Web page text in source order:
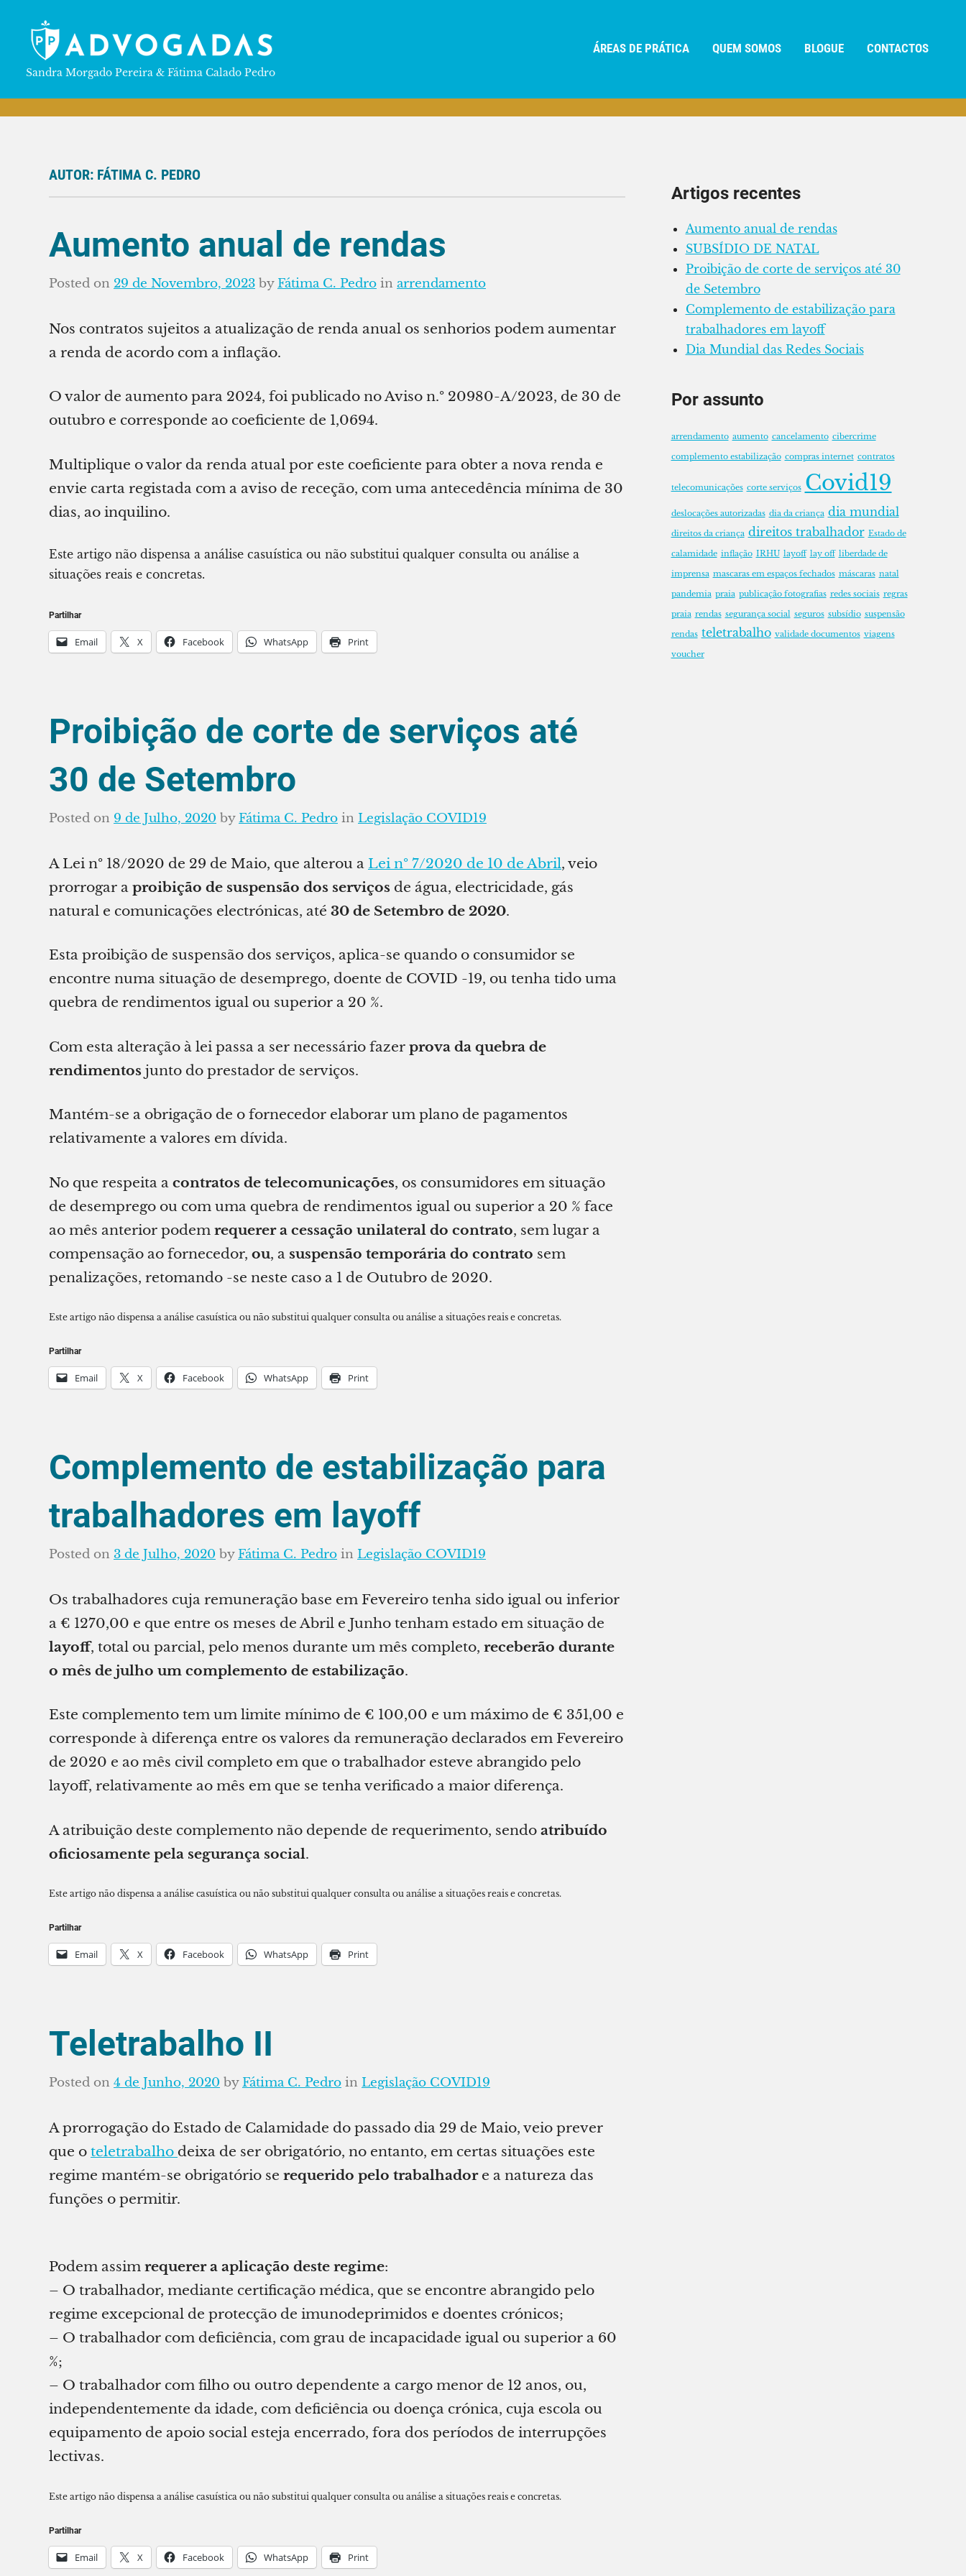
content
PP
Sandra Morgado Pereira & Fátima Calado Pedro
ÁREAS DE PRÁTICA QUEM SOMOS BLOGUE CONTACTOS
AUTOR: FÁTIMA C. PEDRO
Aumento anual de rendas
Posted on 29 de Novembro, 2023 byFátima C. Pedro in arrendamento
Nos contratos sujeitos a atualização de renda anual os senhorios podem aumentar
a renda de acordo com a inflação.
O valor de aumento para 2024, foi publicado no Aviso n.º 20980-A/2023, de 30 de
outubro e corresponde ao coeficiente de 1,0694.
Multiplique o valor da renda atual por este coeficiente para obter a nova renda e
envie carta registada com a aviso de receção, com uma antecedência mínima de 30
dias, ao inquilino.
Este artigo não dispensa a análise casuística ou não substitui qualquer consulta ou análise a
situações reais e concretas.
Partilhar
Email X Facebook WhatsApp Print
Proibição de corte de serviços até
30 de Setembro
Posted on 9 de Julho, 2020 byFátima C. Pedro in Legislação COVID19
A Lei nº 18/2020 de 29 de Maio, que alterou a Lei nº 7/2020 de 10 de Abril, veio
prorrogar a proibição de suspensão dos serviços de água, electricidade, gás
natural e comunicações electrónicas, até 30 de Setembro de 2020.
Esta proibição de suspensão dos serviços, aplica-se quando o consumidor se
encontre numa situação de desemprego, doente de COVID -19, ou tenha tido uma
quebra de rendimentos igual ou superior a 20 %.
Com esta alteração à lei passa a ser necessário fazer prova da quebra de
rendimentos junto do prestador de serviços.
Mantém-se a obrigação de o fornecedor elaborar um plano de pagamentos
relativamente a valores em dívida.
No que respeita a contratos de telecomunicações, os consumidores em situação
de desemprego ou com uma quebra de rendimentos igual ou superior a 20 % face
ao mês anterior podem requerer a cessação unilateral do contrato, sem lugar a
compensação ao fornecedor, ou, a suspensão temporária do contrato sem
penalizações, retomando -se neste caso a 1 de Outubro de 2020.
Este artigo não dispensa a análise casuística ou não substitui qualquer consulta ou análise a situações reais e concretas.
Partilhar
Email X Facebook WhatsApp Print
Complemento de estabilização para
trabalhadores em layoff
Posted on 3 de Julho, 2020 byFátima C. Pedro in Legislação COVID19
Os trabalhadores cuja remuneração base em Fevereiro tenha sido igual ou inferior
a € 1270,00 e que entre os meses de Abril e Junho tenham estado em situação de
layoff, total ou parcial, pelo menos durante um mês completo, receberão durante
o mês de julho um complemento de estabilização.
Este complemento tem um limite mínimo de € 100,00 e um máximo de € 351,00 e
corresponde à diferença entre os valores da remuneração declarados em Fevereiro
de 2020 e ao mês civil completo em que o trabalhador esteve abrangido pelo
layoff, relativamente ao mês em que se tenha verificado a maior diferença.
A atribuição deste complemento não depende de requerimento, sendo atribuído
oficiosamente pela segurança social.
Este artigo não dispensa a análise casuística ou não substitui qualquer consulta ou análise a situações reais e concretas.
Partilhar
Email X Facebook WhatsApp Print
Teletrabalho II
Posted on 4 de Junho, 2020 byFátima C. Pedro in Legislação COVID19
A prorrogação do Estado de Calamidade do passado dia 29 de Maio, veio prever
que o teletrabalho deixa de ser obrigatório, no entanto, em certas situações este
regime mantém-se obrigatório se requerido pelo trabalhadore a natureza das
funções o permitir.
Podem assim requerer a aplicação deste regime:
– O trabalhador, mediante certificação médica, que se encontre abrangido pelo
regime excepcional de protecção de imunodeprimidos e doentes crónicos;
– O trabalhador com deficiência, com grau de incapacidade igual ou superior a 60
%;
– O trabalhador com filho ou outro dependente a cargo menor de 12 anos, ou,
independentemente da idade, com deficiência ou doença crónica, cuja escola ou
equipamento de apoio social esteja encerrado, fora dos períodos de interrupções
lectivas.
Este artigo não dispensa a análise casuística ou não substitui qualquer consulta ou análise a situações reais e concretas.
Partilhar
Email X Facebook WhatsApp Print
Artigos recentes
Aumento anual de rendas
SUBSÍDIO DE NATAL
Proibição de corte de serviços até 30
de Setembro
Complemento de estabilização para
trabalhadores em layoff
Dia Mundial das Redes Sociais
Por assunto
arrendamento aumento cancelamento cibercrime
complemento estabilização compras internet contratos
telecomunicações corte serviços Covid19
deslocações autorizadas dia da criança dia mundial
direitos da criança direitos trabalhador Estado de
calamidade inflação IRHU layoff lay off liberdade de
imprensa mascaras em espaços fechados máscaras natal
pandemia praia publicação fotografias redes sociais regras
praia rendas segurança social seguros subsídio suspensão
rendas teletrabalho validade documentos viagens
voucher